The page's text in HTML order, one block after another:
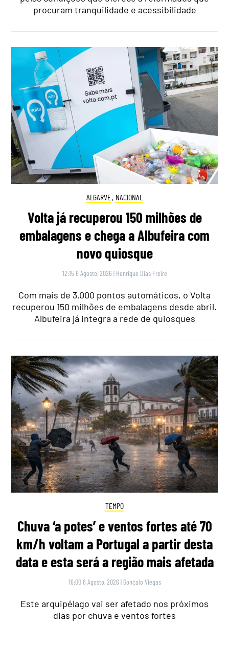
procuram tranquilidade e acessibilidade
ALGARVE, NACIONAL
Volta já recuperou 150 milhões de
embalagens e chega a Albufeira com
novo quiosque
12:15 8 Agosto, 2026 | Henrique Dias Freire
Com mais de 3.000 pontos automáticos, o Volta
recuperou 150 milhões de embalagens desde abril.
Albufeira já integra a rede de quiosques
TEMPO
Chuva ‘a potes’ e ventos fortes até 70
km/h voltam a Portugal a partir desta
data e esta será a região mais afetada
16:00 8 Agosto, 2026 | Gonçalo Viegas
Este arquipélago vai ser afetado nos próximos
dias por chuva e ventos fortes